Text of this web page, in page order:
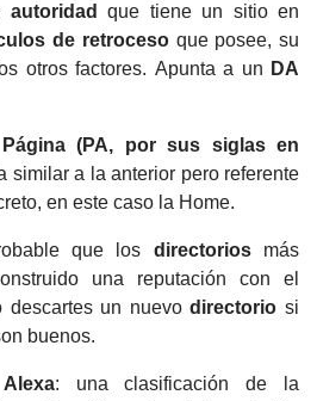
autoridad
que tiene un sitio en
de retrocesoque posee, su
otros factores. Apunta a un DA
(PA, por sus siglas en
similar a la anterior pero referente
en este caso la Home.
que los directoriosmás
una reputación con el
descartes un nuevodirectorio si
buenos.
Alexa: una clasificación de la